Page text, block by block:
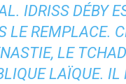
IDRISS DÉBY
LE REMPLACE.
LE
LAÏQUE. IL